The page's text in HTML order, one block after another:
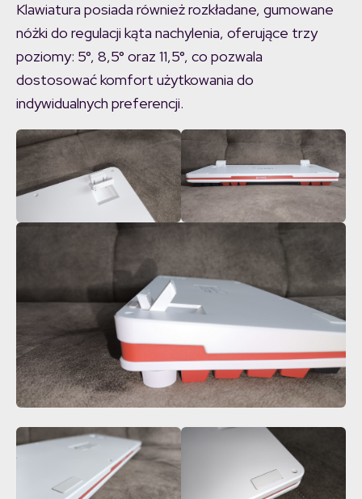
Klawiatura posiada również rozkładane, gumowane
nóżki do regulacji kąta nachylenia, oferujące trzy
poziomy: 5°, 8,5° oraz 11,5°, co pozwala
dostosować komfort użytkowania do
indywidualnych preferencji.